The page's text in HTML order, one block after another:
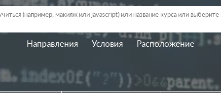
Направления Условия Расположение